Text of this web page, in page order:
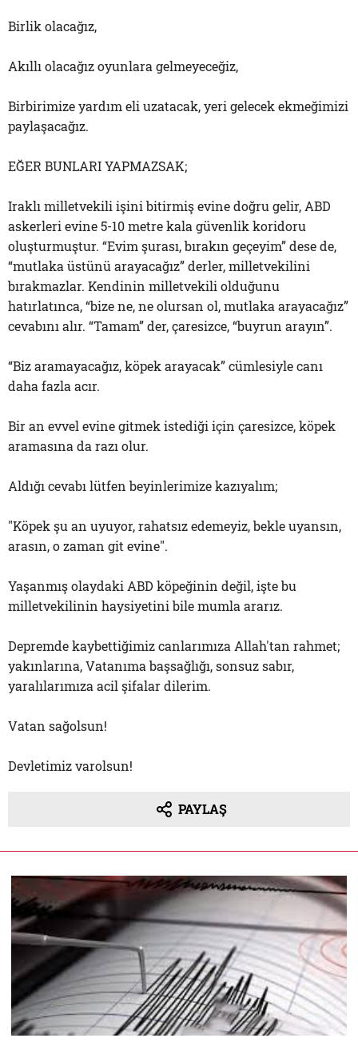
Birlik olacağız,
Akıllı olacağız oyunlara gelmeyeceğiz,
Birbirimize yardım eli uzatacak, yeri gelecek ekmeğimizi
paylaşacağız.
EĞER BUNLARI YAPMAZSAK;
Iraklı milletvekili işini bitirmiş evine doğru gelir, ABD
askerleri evine 5-10 metre kala güvenlik koridoru
oluşturmuştur. “Evim şurası, bırakın geçeyim” dese de,
“mutlaka üstünü arayacağız” derler, milletvekilini
bırakmazlar. Kendinin milletvekili olduğunu
hatırlatınca, “bize ne, ne olursan ol, mutlaka arayacağız”
cevabını alır. “Tamam” der, çaresizce, “buyrun arayın”.
“Biz aramayacağız, köpek arayacak” cümlesiyle canı
daha fazla acır.
Bir an evvel evine gitmek istediği için çaresizce, köpek
aramasına da razı olur.
Aldığı cevabı lütfen beyinlerimize kazıyalım;
"Köpek şu an uyuyor, rahatsız edemeyiz, bekle uyansın,
arasın, o zaman git evine".
Yaşanmış olaydaki ABD köpeğinin değil, işte bu
milletvekilinin haysiyetini bile mumla ararız.
Depremde kaybettiğimiz canlarımıza Allah'tan rahmet;
yakınlarına, Vatanıma başsağlığı, sonsuz sabır,
yaralılarımıza acil şifalar dilerim.
Vatan sağolsun!
Devletimiz varolsun!
PAYLAŞ